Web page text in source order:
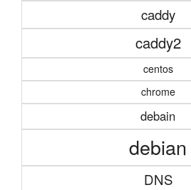
caddy
caddy2
centos
chrome
debain
debian
DNS